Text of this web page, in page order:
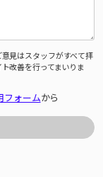
見はスタッフがすべて拝
改善を行ってまいりま
フォームから